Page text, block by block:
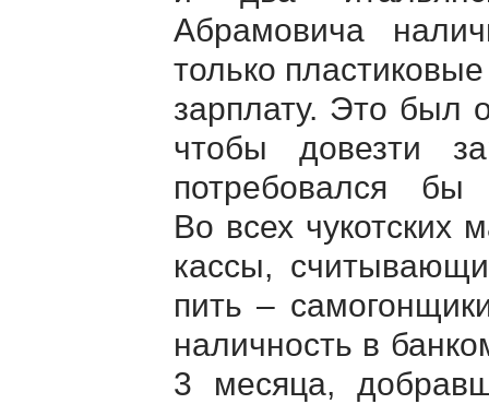
Абрамовича
только
зарплату. Это был
чтобы довезти
потребовался бы
Во всех чукотских
кассы,
пить –
наличность в
3 месяца,